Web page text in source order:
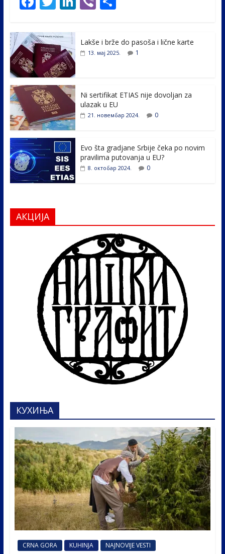
e
b
o
o
k
itt
er e
er ar
e
Lakše i brže do pasoša i lične karte
13. мај 2025. 1
Ni sertifikat ETIAS nije dovoljan za
ulazak u EU
21. новембар 2024. 0
Evo šta gradjane Srbije čeka po novim
pravilima putovanja u EU?
8. октобар 2024. 0
АКЦИЈА
КУХИЊА
CRNA GORA KUHINJA NAJNOVIJE VESTI